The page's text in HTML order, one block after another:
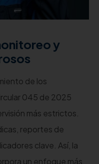
y
de los
045 de 2025
más estrictos.
reportes de
clave. Así, la
un enfoque más